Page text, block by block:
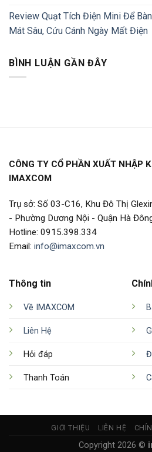
Review Quạt Tích Điện Mini Để
Mát Sâu, Cứu Cánh Ngày Mất Điện
BÌNH LUẬN GẦN ĐÂY
CÔNG TY CỔ PHẦN XUẤT NHẬP
IMAXCOM
Trụ sở: Số 03-C16, Khu Đô Thị
- Phường Dương Nội - Quận Hà
Hotline: 0915.398.334
Email: info@imaxcom.vn
Thông tin
Về IMAXCOM
Liên Hệ
Hỏi đáp
Thanh Toán
GIỚI THIỆU LIÊN HỆ
Copyright 2026 ©